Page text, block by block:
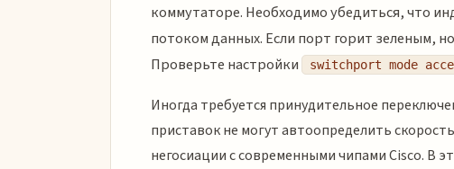
коммутаторе. Необходимо убедиться, что
потоком данных. Если порт горит зеленым,
Проверьте настройки
switchport mode
Иногда требуется принудительное
приставок не могут автоопределить
негосиации с современными чипами Cisco. В